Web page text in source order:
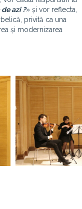
azi ?» și vor reflecta,
privită ca una
și modernizarea